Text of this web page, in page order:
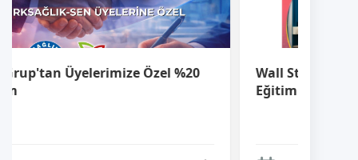
Wall Strett English'de Üyelerimize %20